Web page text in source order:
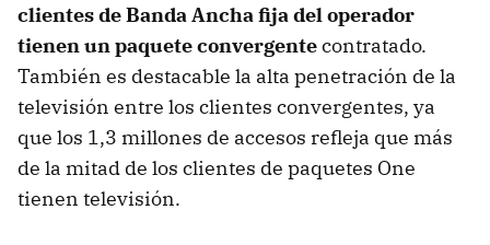
clientes de Banda Ancha fija del operador
tienen un paquete convergentecontratado.
También es destacable la alta penetración de la
televisión entre los clientes convergentes, ya
que los 1,3 millones de accesos refleja que más
de la mitad de los clientes de paquetes One
tienen televisión.